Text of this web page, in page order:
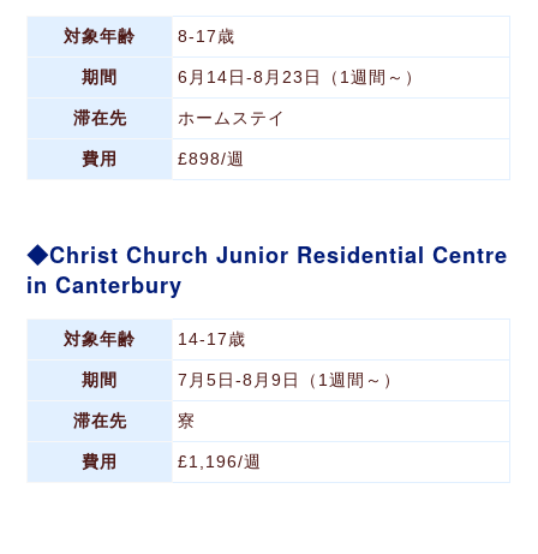
対象年齢 8-17歳
期間 6月14日-8月23日（1週間～）
滞在先 ホームステイ
費用 £898/週
Christ Church Junior Residential Centre
in Canterbury
対象年齢 14-17歳
期間 7月5日-8月9日（1週間～）
滞在先 寮
費用 £1,196/週